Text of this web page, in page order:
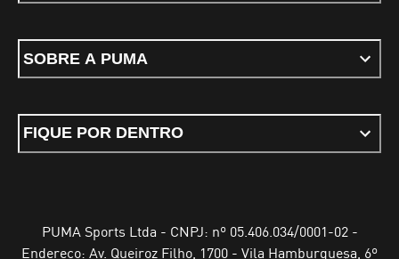
SOBRE A PUMA
FIQUE POR DENTRO
PUMA Sports Ltda - CNPJ: nº 05.406.034/0001-02 -
Endereço: Av. Queiroz Filho, 1700 - Vila Hamburguesa, 6º